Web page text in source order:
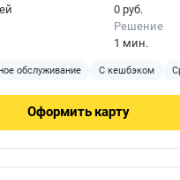
0 руб.
Решение
1 мин.
обслуживание С кешбэком
Оформить карту